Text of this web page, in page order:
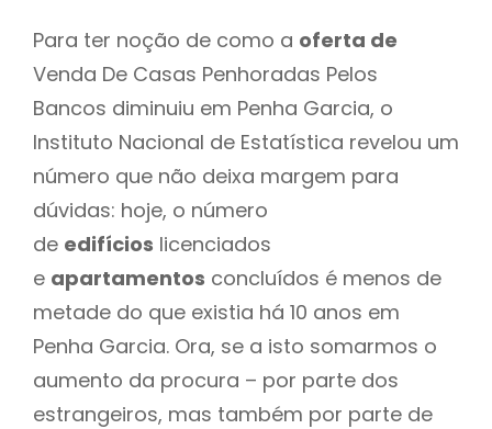
Para ter noção de como a oferta de
Venda De Casas Penhoradas Pelos
Bancos diminuiu em Penha Garcia, o
Instituto Nacional de Estatística revelou um
número que não deixa margem para
dúvidas: hoje, o número
de edifícios licenciados
e apartamentos concluídos é menos de
metade do que existia há 10 anos em
Penha Garcia. Ora, se a isto somarmos o
aumento da procura – por parte dos
estrangeiros, mas também por parte de